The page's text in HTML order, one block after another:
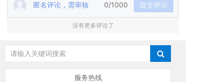
匿名评论，需审核 0/1000 提交评论
没有更多评论了
服务热线